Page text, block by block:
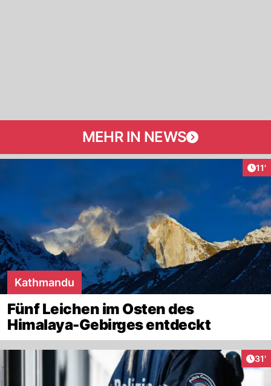
MEHR IN NEWS
11'
Kathmandu
Fünf Leichen im Osten des
Himalaya-Gebirges entdeckt
31'